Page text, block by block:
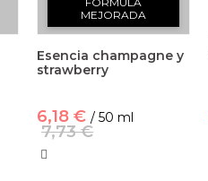
MEJORADA
Esencia champagne y
strawberry
6,18 € / 50 ml
7,73 €